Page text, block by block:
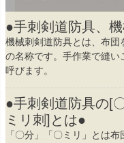
●手刺剣道防具、
機械刺剣道防具とは、布
の名称です。手作業で縫い
呼びます。
●手刺剣道防具の[
ミリ刺]とは●
「〇分」「〇ミリ」とは